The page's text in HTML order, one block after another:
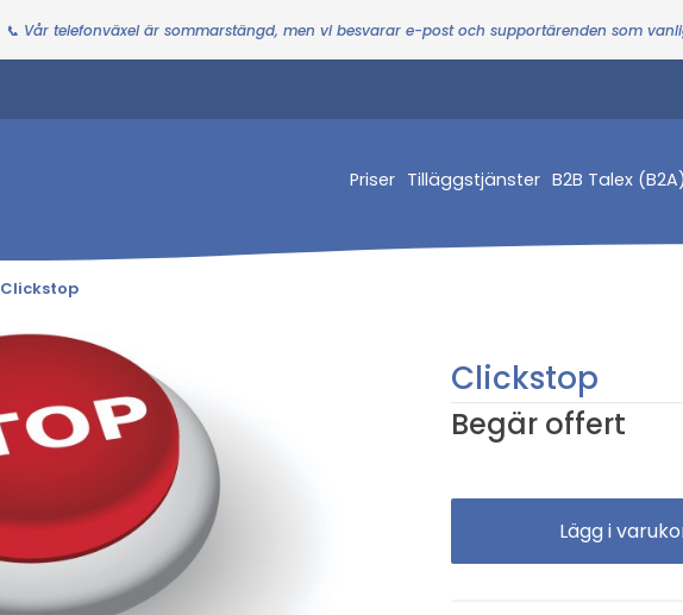
📞 Vår telefonväxel är sommarstängd, men vi besvarar e-post och supportärenden som
Priser Tilläggstjänster B2B Talex (B2A)
Clickstop
Clickstop
Begär offert